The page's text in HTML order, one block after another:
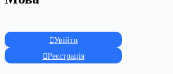
Увійти
Реєстрація